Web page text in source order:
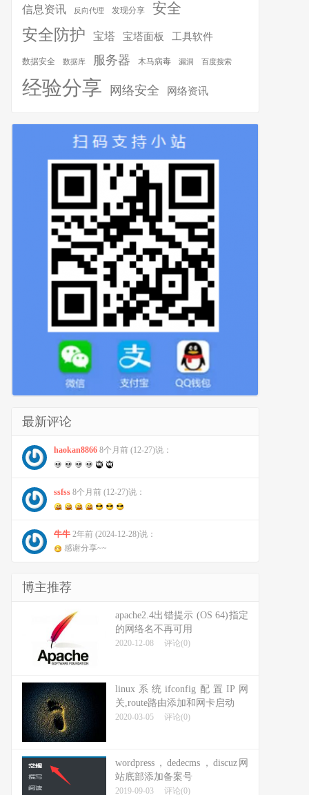
信息资讯 反向代理 发现分享 安全
安全防护 宝塔 宝塔面板 工具软件
数据安全 数据库 服务器 木马病毒 漏洞 百度搜索
经验分享 网络安全 网络资讯
最新评论
haokan8866 8个月前 (12-27)说：
ssfss 8个月前 (12-27)说：
牛牛 2年前 (2024-12-28)说：
感谢分享~~
博主推荐
apache2.4出错提示 (OS 64)指定
的网络名不再可用
2020-12-08 评论(0)
linux系统ifconfig配置IP网
关,route路由添加和网卡启动
2020-03-05 评论(0)
wordpress，dedecms，discuz网
站底部添加备案号
2019-09-03 评论(0)